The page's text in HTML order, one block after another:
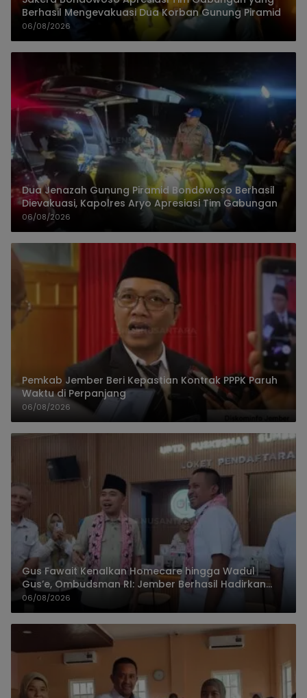
Berhasil Mengevakuasi Dua Korban Gunung Piramid
06/08/2026
Dua Jenazah Gunung Piramid Bondowoso Berhasil
Dievakuasi, Kapolres Aryo Apresiasi Tim Gabungan
06/08/2026
Pemkab Jember Beri Kepastian Kontrak PPPK Paruh
Waktu di Perpanjang
06/08/2026
Gus Fawait Kenalkan Homecare hingga Wadul
Gus’e, Ombudsman RI: Jember Berhasil Hadirkan
Layanan Kualitas
06/08/2026